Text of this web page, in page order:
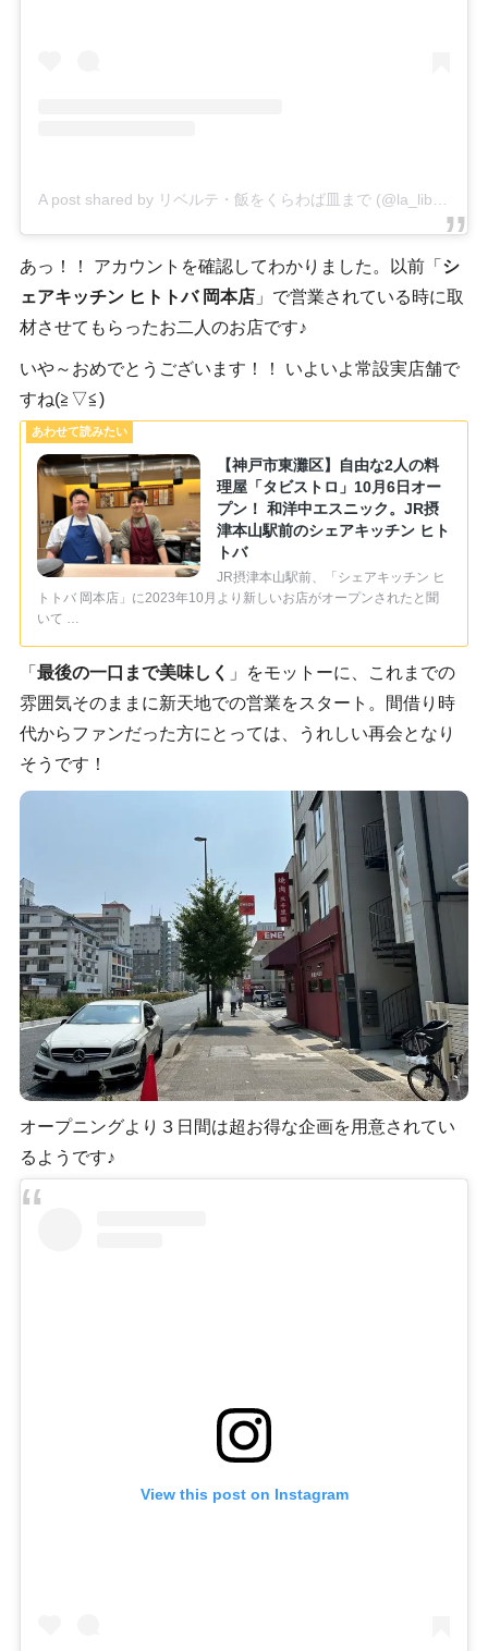
A post shared by リベルテ・飯をくらわば皿まで (@la_liberte_kk)
あっ！！ アカウントを確認してわかりました。以前「 シ
ェアキッチン ヒトトバ 岡本店」で営業されている時に取
材させてもらったお二人のお店です♪
いや～おめでとうございます！！ いよいよ常設実店舗で
すね(≧▽≦)
【神戸市東灘区】自由な2人の料
理屋「タビストロ」10月6日オー
プン！ 和洋中エスニック。JR摂
津本山駅前のシェアキッチン ヒト
トバ
JR摂津本山駅前、「シェアキッチン ヒ
トトバ 岡本店」に2023年10月より新しいお店がオープンされたと聞
いて …
「 最後の一口まで美味しく 」をモットーに、これまでの
雰囲気そのままに新天地での営業をスタート。間借り時
代からファンだった方にとっては、うれしい再会となり
そうです！
オープニングより３日間は超お得な企画を用意されてい
るようです♪
View this post on Instagram